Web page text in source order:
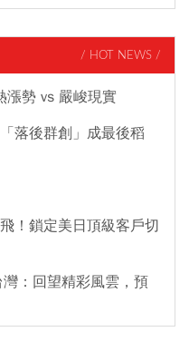
/ HOT NEWS /
漲勢 vs 嚴峻現實
落後群創」成最後稻
！鎖定美日頂級客戶切
：回望精彩風雲，預